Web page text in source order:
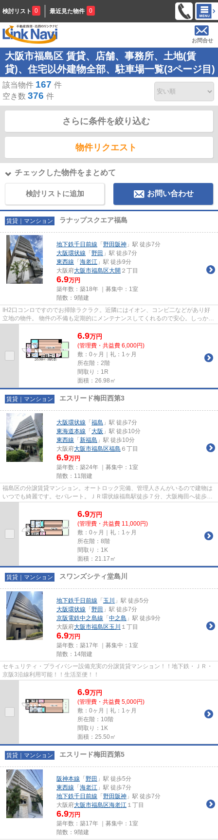
検討リスト 0 最近見た物件 0
お問合せ
大阪市福島区 賃貸、店舗、事務所、土地(賃
貸)、住宅以外建物全部、駐車場一覧(3ページ目)
該当物件 167 件
空き数 376 件
さらに条件を絞り込む
物件リクエスト
チェックした物件をまとめて
検討リストに追加 お問い合わせ
賃貸｜マンション ラナップスクエア福島
地下鉄千日前線 「 野田阪神 」駅 徒歩7分
大阪環状線 「 野田 」駅 徒歩7分
東西線 「 海老江 」駅 徒歩9分
大阪府大阪市福島区大開 ２丁目
6.9万円
築年数：築18年 ｜募集中： 1室
階数：9階建
IH2口コンロですのでお掃除ラクラク。近隣にはイオン、コンビ二などがあり好
立地の物件。 物件の不備も定期的にメンテナンスしてくれるので安心。しっかり
6.9万円
(管理費・共益費 6,000円)
敷：0ヶ月｜礼：1ヶ月
所在階：2階
間取り：1R
面積：26.98㎡
賃貸｜マンション エスリード梅田西第3
大阪環状線 「 福島 」駅 徒歩7分
東海道本線 「 大阪 」駅 徒歩10分
東西線 「 新福島 」駅 徒歩10分
大阪府大阪市福島区福島 ６丁目
6.9万円
築年数：築24年 ｜募集中： 1室
階数：11階建
福島区の分譲賃貸マンション。オートロック完備、管理人さんがいるので建物は
いつでも綺麗です。セパレート。ＪＲ環状線福島駅徒歩７分、大阪梅田へ徒歩１
6.9万円
(管理費・共益費 11,000円)
敷：0ヶ月｜礼：1ヶ月
所在階：8階
間取り：1K
面積：21.17㎡
賃貸｜マンション スワンズシティ堂島川
地下鉄千日前線 「 玉川
」駅 徒歩5分
大阪環状線 「 野田 」駅 徒歩7分
京阪電鉄中之島線 「 中之島 」駅 徒歩9分
大阪府大阪市福島区玉川 １丁目
6.9万円
築年数：築17年 ｜募集中： 1室
階数：14階建
セキュリティ・プライバシー設備充実の分譲賃貸マンション！！地下鉄・ＪＲ・
京阪3沿線利用可能！！生活至便！！
6.9万円
(管理費・共益費 5,000円)
敷：0ヶ月｜礼：1ヶ月
所在階：10階
間取り：1K
面積：25.50㎡
賃貸｜マンション エスリード梅田西第5
阪神本線 「 野田 」駅 徒歩5分
東西線 「 海老江 」駅 徒歩7分
地下鉄千日前線 「 野田阪神 」駅 徒歩7分
大阪府大阪市福島区海老江 １丁目
6.9万円
築年数：築17年 ｜募集中： 1室
階数：9階建